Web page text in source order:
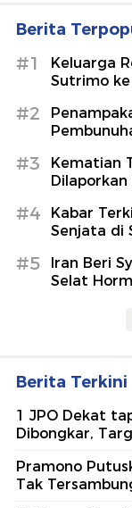
Berita
#1
Keluarga
Sutrimo ke
#2
#3
Kematian
#4
Kabar
Senjata di
#5
Iran Beri
Selat
Berita Terkini
1 JPO Dekat
Dibongkar,
Pramono
Tak